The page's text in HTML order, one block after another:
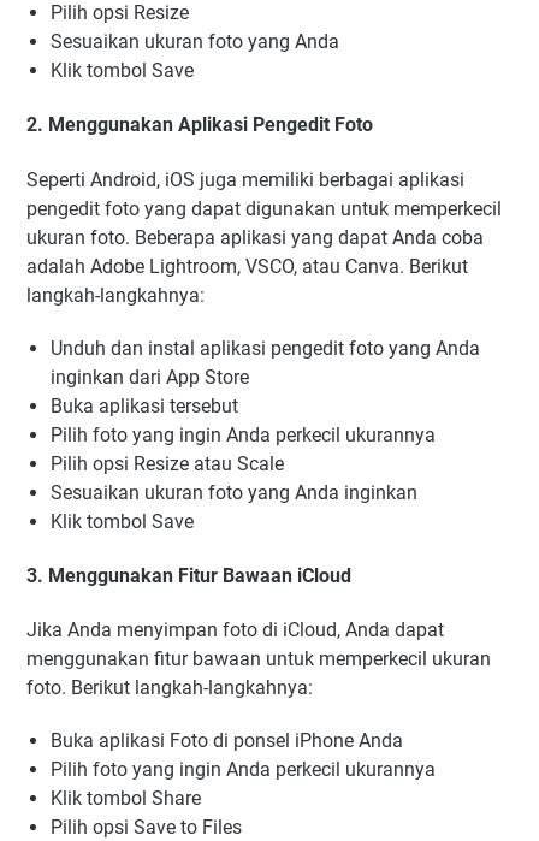
Pilih opsi Resize
Sesuaikan ukuran foto yang Anda
Klik tombol Save
2. Menggunakan Aplikasi Pengedit Foto
Seperti Android, iOS juga memiliki berbagai aplikasi
pengedit foto yang dapat digunakan untuk memperkecil
ukuran foto. Beberapa aplikasi yang dapat Anda coba
adalah Adobe Lightroom, VSCO, atau Canva. Berikut
langkah-langkahnya:
Unduh dan instal aplikasi pengedit foto yang Anda
inginkan dari App Store
Buka aplikasi tersebut
Pilih foto yang ingin Anda perkecil ukurannya
Pilih opsi Resize atau Scale
Sesuaikan ukuran foto yang Anda inginkan
Klik tombol Save
3. Menggunakan Fitur Bawaan iCloud
Jika Anda menyimpan foto di iCloud, Anda dapat
menggunakan fitur bawaan untuk memperkecil ukuran
foto. Berikut langkah-langkahnya:
Buka aplikasi Foto di ponsel iPhone Anda
Pilih foto yang ingin Anda perkecil ukurannya
Klik tombol Share
Pilih opsi Save to Files